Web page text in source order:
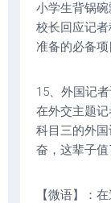
小学生背锅
校长回应记
准备的必备项
15、外国记
在外交主题
科目三的外
奋，这辈子值
【微语】：